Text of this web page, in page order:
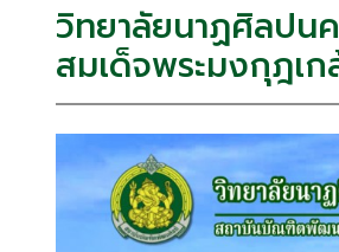
วิทยาลัยนาฏศิลปน
สมเด็จพระมงกุฎเ